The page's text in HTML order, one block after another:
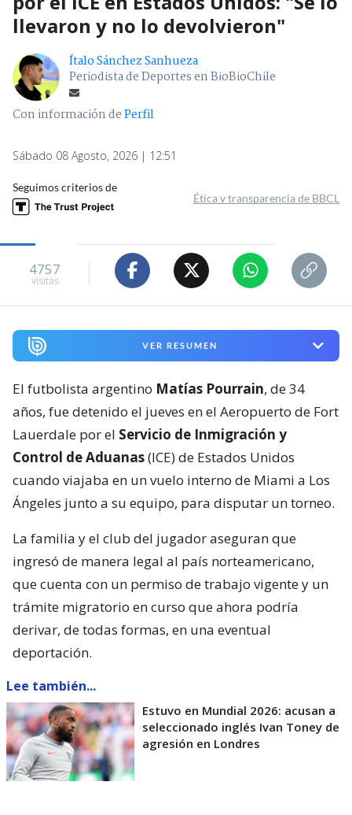
llevaron y no lo devolvieron"
Ítalo Sánchez Sanhueza
Periodista de Deportes en BioBioChile
Con información dePerfil
Sábado 08 Agosto, 2026 | 12:51
Seguimos criterios de
Ética y transparencia de BBCL
4757
visitas
VER RESUMEN
El futbolista argentino Matías Pourrain, de 34
años, fue detenido el jueves en el Aeropuerto de Fort
Lauerdale por el Servicio de Inmigración y
Control de Aduanas(ICE) de Estados Unidos
cuando viajaba en un vuelo interno de Miami a Los
Ángeles junto a su equipo, para disputar un torneo.
La familia y el club del jugador aseguran que
ingresó de manera legal al país norteamericano,
que cuenta con un permiso de trabajo vigente y un
trámite migratorio en curso que ahora podría
derivar, de todas formas, en una eventual
deportación.
Lee también...
Estuvo en Mundial 2026: acusan a
seleccionado inglés Ivan Toney de
agresión en Londres